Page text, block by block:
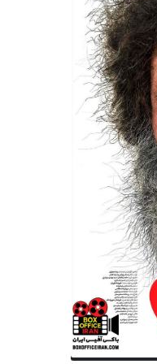
سینمای ایران
زمان اکران فیلم‌های شهاب
مهران احمدی اعلام شد